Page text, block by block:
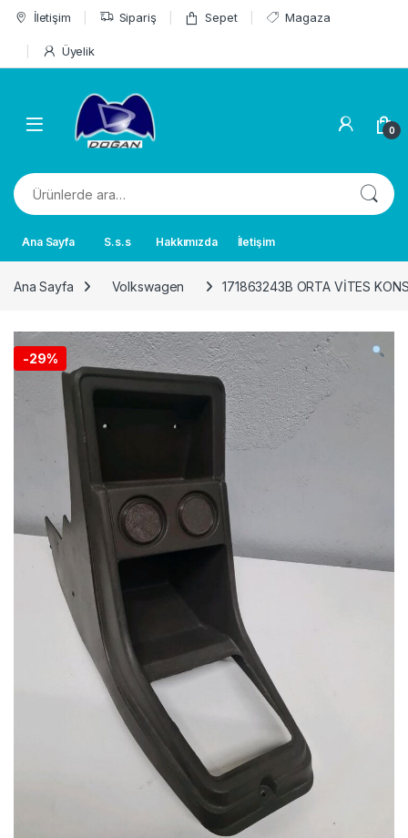
Skip to navigation
Skip to content
İletişim Sipariş Sepet Magaza
Üyelik
0
Ara:
Ana Sayfa S.s.s Hakkımızda İletişim
Ana Sayfa Volkswagen 171863243B ORTA VİTES
-29%